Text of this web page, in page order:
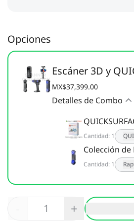
Opciones
Escáner 3D y
MX$37,399.00
Detalles de Combo
Cantidad: 1
Colección de
Cantidad: 1
+